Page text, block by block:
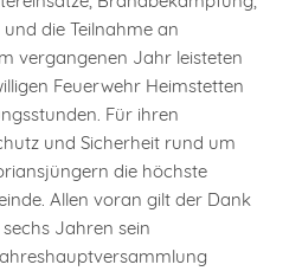
die Teilnahme an
vergangenen Jahr leisteten
Feuerwehr Heimstetten
Für ihren
und Sicherheit rund um
die höchste
Allen voran gilt der Dank
Jahren sein